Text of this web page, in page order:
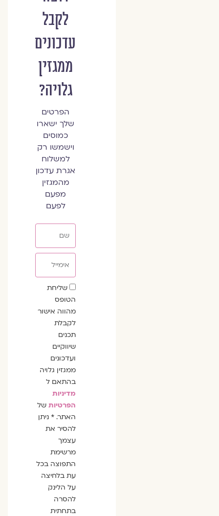
לקבל
עדכונים
ממגזין
גלויה?
הפרטים
שלך ישארו
כמוסים
וישמשו רק
למשלוח
אגרת עדכון
מהמגזין
מפעם
לפעם
שדה
הסכמה
שליחת
הטופס
מהווה אישור
לקבלת
תכנים
שיווקיים
ועדכונים
ממגזין גלויה
בהתאם ל
מדיניות
הפרטיותשל
האתר. * ניתן
להסיר את
עצמך
מרשימת
התפוצה בכל
עת בלחיצה
על הלינק
להסרה
בתחתית